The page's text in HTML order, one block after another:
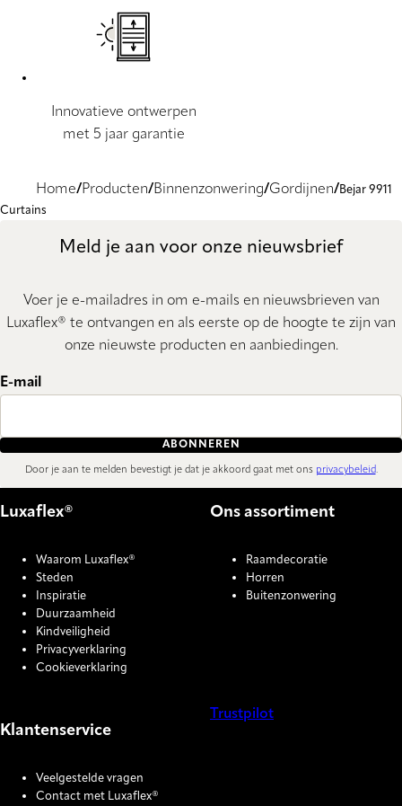
Innovatieve ontwerpen
met 5 jaar garantie
Home Producten Binnenzonwering Gordijnen
Bejar 9911
Curtains
Meld je aan voor onze nieuwsbrief
Voer je e-mailadres in om e-mails en nieuwsbrieven van
Luxaflex® te ontvangen en als eerste op de hoogte te zijn van
onze nieuwste producten en aanbiedingen.
E-mail
ABONNEREN
Door je aan te melden bevestigt je dat je akkoord gaat met ons privacybeleid.
Luxaflex®
Waarom Luxaflex®
Steden
Inspiratie
Duurzaamheid
Kindveiligheid
Privacyverklaring
Cookieverklaring
Ons assortiment
Raamdecoratie
Horren
Buitenzonwering
Klantenservice
Veelgestelde vragen
Contact met Luxaflex®
Trustpilot